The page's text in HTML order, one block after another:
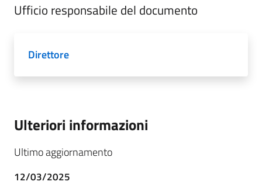
Ufficio responsabile del documento
Direttore
Ulteriori informazioni
Ultimo aggiornamento
12/03/2025